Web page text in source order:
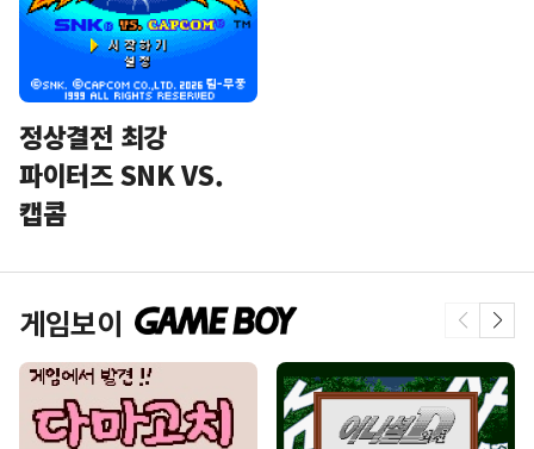
정상결전 최강
파이터즈 SNK VS.
캡콤
게임보이